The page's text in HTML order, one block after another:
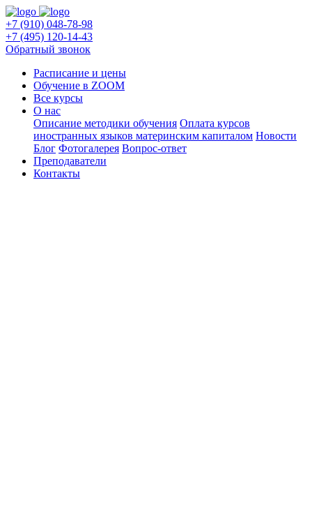
+7 (910) 048-78-98
+7 (495) 120-14-43
Обратный звонок
Расписание и цены
Обучение в ZOOM
Все курсы
О нас
Описание методики обучения Оплата курсов
иностранных языков материнским капиталом Новости
Блог Фотогалерея Вопрос-ответ
Преподаватели
Контакты